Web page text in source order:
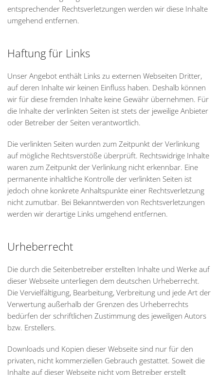
entsprechender Rechtsverletzungen werden wir diese Inhalte
umgehend entfernen.
Haftung für Links
Unser Angebot enthält Links zu externen Webseiten Dritter,
auf deren Inhalte wir keinen Einfluss haben. Deshalb können
wir für diese fremden Inhalte keine Gewähr übernehmen. Für
die Inhalte der verlinkten Seiten ist stets der jeweilige Anbieter
oder Betreiber der Seiten verantwortlich.
Die verlinkten Seiten wurden zum Zeitpunkt der Verlinkung
auf mögliche Rechtsverstöße überprüft. Rechtswidrige Inhalte
waren zum Zeitpunkt der Verlinkung nicht erkennbar. Eine
permanente inhaltliche Kontrolle der verlinkten Seiten ist
jedoch ohne konkrete Anhaltspunkte einer Rechtsverletzung
nicht zumutbar. Bei Bekanntwerden von Rechtsverletzungen
werden wir derartige Links umgehend entfernen.
Urheberrecht
Die durch die Seitenbetreiber erstellten Inhalte und Werke auf
dieser Webseite unterliegen dem deutschen Urheberrecht.
Die Vervielfältigung, Bearbeitung, Verbreitung und jede Art der
Verwertung außerhalb der Grenzen des Urheberrechts
bedürfen der schriftlichen Zustimmung des jeweiligen Autors
bzw. Erstellers.
Downloads und Kopien dieser Webseite sind nur für den
privaten, nicht kommerziellen Gebrauch gestattet. Soweit die
Inhalte auf dieser Webseite nicht vom Betreiber erstellt